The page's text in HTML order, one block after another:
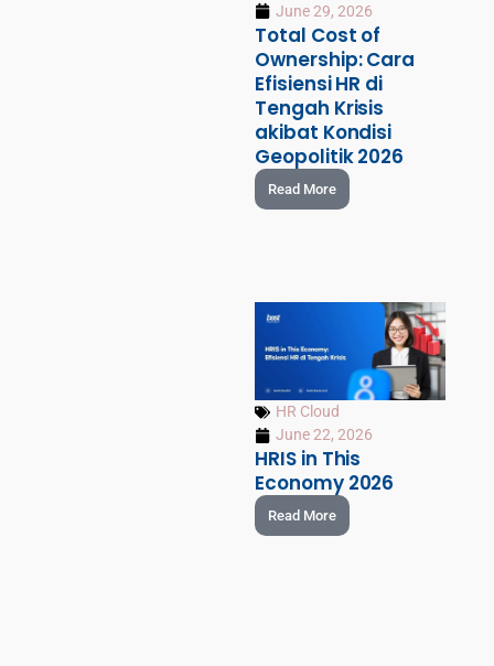
June 29, 2026
Total Cost of
Ownership: Cara
Efisiensi HR di
Tengah Krisis
akibat Kondisi
Geopolitik 2026
Read More
HR Cloud
June 22, 2026
HRIS in This
Economy 2026
Read More